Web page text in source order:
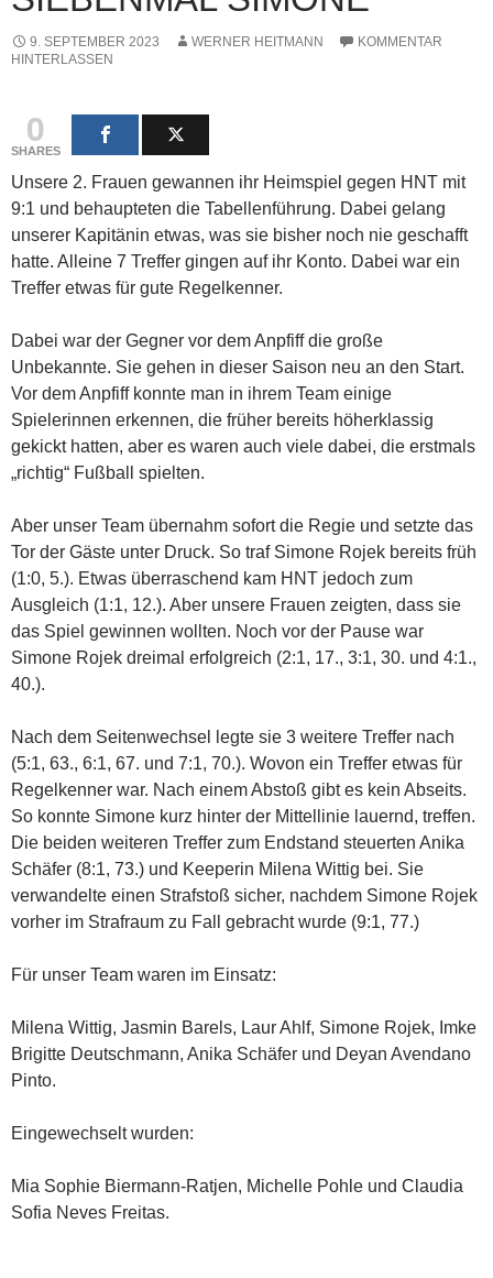
9. SEPTEMBER 2023 WERNER HEITMANN
KOMMENTAR
HINTERLASSEN
0
SHARES
Unsere 2. Frauen gewannen ihr Heimspiel gegen HNT mit
9:1 und behaupteten die Tabellenführung. Dabei gelang
unserer Kapitänin etwas, was sie bisher noch nie geschafft
hatte. Alleine 7 Treffer gingen auf ihr Konto. Dabei war ein
Treffer etwas für gute Regelkenner.
Dabei war der Gegner vor dem Anpfiff die große
Unbekannte. Sie gehen in dieser Saison neu an den Start.
Vor dem Anpfiff konnte man in ihrem Team einige
Spielerinnen erkennen, die früher bereits höherklassig
gekickt hatten, aber es waren auch viele dabei, die erstmals
„richtig“ Fußball spielten.
Aber unser Team übernahm sofort die Regie und setzte das
Tor der Gäste unter Druck. So traf Simone Rojek bereits früh
(1:0, 5.). Etwas überraschend kam HNT jedoch zum
Ausgleich (1:1, 12.). Aber unsere Frauen zeigten, dass sie
das Spiel gewinnen wollten. Noch vor der Pause war
Simone Rojek dreimal erfolgreich (2:1, 17., 3:1, 30. und 4:1.,
40.).
Nach dem Seitenwechsel legte sie 3 weitere Treffer nach
(5:1, 63., 6:1, 67. und 7:1, 70.). Wovon ein Treffer etwas für
Regelkenner war. Nach einem Abstoß gibt es kein Abseits.
So konnte Simone kurz hinter der Mittellinie lauernd, treffen.
Die beiden weiteren Treffer zum Endstand steuerten Anika
Schäfer (8:1, 73.) und Keeperin Milena Wittig bei. Sie
verwandelte einen Strafstoß sicher, nachdem Simone Rojek
vorher im Strafraum zu Fall gebracht wurde (9:1, 77.)
Für unser Team waren im Einsatz:
Milena Wittig, Jasmin Barels, Laur Ahlf, Simone Rojek, Imke
Brigitte Deutschmann, Anika Schäfer und Deyan Avendano
Pinto.
Eingewechselt wurden:
Mia Sophie Biermann-Ratjen, Michelle Pohle und Claudia
Sofia Neves Freitas.